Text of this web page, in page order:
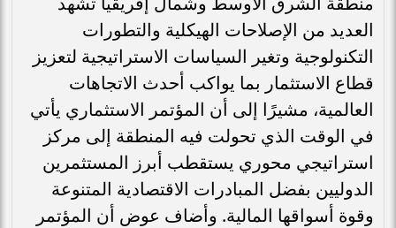
العديد من الإصلاحات الهيكلية والتطورات
التكنولوجية وتغير السياسات الاستراتيجية لتعزيز
قطاع الاستثمار بما يواكب أحدث الاتجاهات
العالمية، مشيرًا إلى أن المؤتمر الاستثماري يأتي
في الوقت الذي تحولت فيه المنطقة إلى مركز
استراتيجي محوري يستقطب أبرز المستثمرين
الدوليين بفضل المبادرات الاقتصادية المتنوعة
وقوة أسواقها المالية. وأضاف عوض أن المؤتمر